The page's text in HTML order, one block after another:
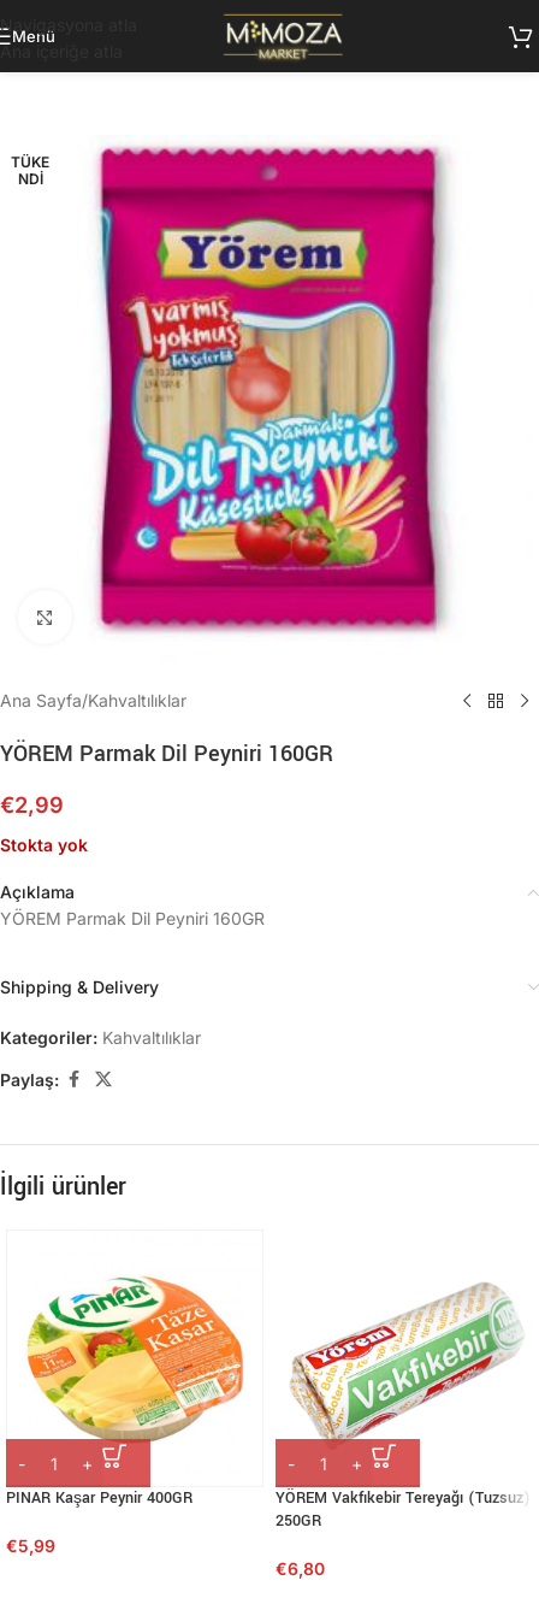
Navigasyona atla
Ana içeriğe atla
Menü
TÜKE
NDI
Büyütmek için tıklayın
Ana Sayfa/Kahvaltılıklar
YÖREM Parmak Dil Peyniri 160GR
€2,99
Stokta yok
Açıklama
YÖREM Parmak Dil Peyniri 160GR
Shipping & Delivery
Kategoriler: Kahvaltılıklar
Paylaş:
İlgili ürünler
PINAR Kaşar Peynir 400GR
€5,99
YÖREM Vakfıkebir Tereyağı (Tuzsuz)
250GR
€6,80